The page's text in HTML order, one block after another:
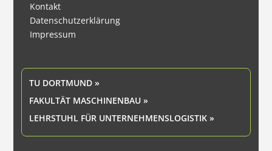
Kontakt
Datenschutzerklärung
Impressum
TU DORTMUND »
FAKULTÄT MASCHINENBAU »
LEHRSTUHL FÜR UNTERNEHMENSLOGISTIK »